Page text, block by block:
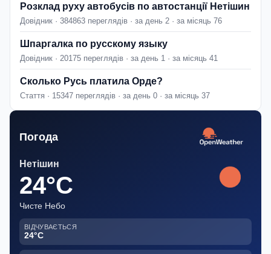
Розклад руху автобусів по автостанції Нетішин
Довідник · 384863 переглядів · за день 2 · за місяць 76
Шпаргалка по русскому языку
Довідник · 20175 переглядів · за день 1 · за місяць 41
Сколько Русь платила Орде?
Стаття · 15347 переглядів · за день 0 · за місяць 37
Погода
Нетішин
24°C
Чисте Небо
ВІДЧУВАЄТЬСЯ
24°C